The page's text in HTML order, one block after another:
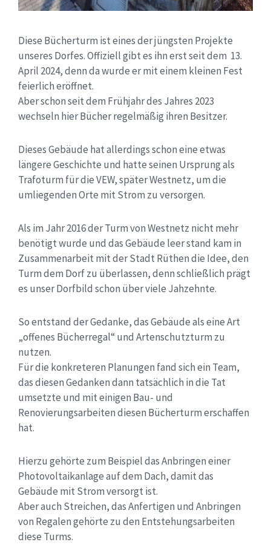
Diese Bücherturm ist eines der jüngsten Projekte
unseres Dorfes. Offiziell gibt es ihn erst seit dem 13.
April 2024, denn da wurde er mit einem kleinen Fest
feierlich eröffnet.
Aber schon seit dem Frühjahr des Jahres 2023
wechseln hier Bücher regelmäßig ihren Besitzer.
Dieses Gebäude hat allerdings schon eine etwas
längere Geschichte und hatte seinen Ursprung als
Trafoturm für die VEW, später Westnetz, um die
umliegenden Orte mit Strom zu versorgen.
Als im Jahr 2016 der Turm von Westnetz nicht mehr
benötigt wurde und das Gebäude leer stand kam in
Zusammenarbeit mit der Stadt Rüthen die Idee, den
Turm dem Dorf zu überlassen, denn schließlich prägt
es unser Dorfbild schon über viele Jahzehnte.
So entstand der Gedanke, das Gebäude als eine Art
„offenes Bücherregal“ und Artenschutzturm zu
nutzen.
Für die konkreteren Planungen fand sich ein Team,
das diesen Gedanken dann tatsächlich in die Tat
umsetzte und mit einigen Bau- und
Renovierungsarbeiten diesen Bücherturm erschaffen
hat.
Hierzu gehörte zum Beispiel das Anbringen einer
Photovoltaikanlage auf dem Dach, damit das
Gebäude mit Strom versorgt ist.
Aber auch Streichen, das Anfertigen und Anbringen
von Regalen gehörte zu den Entstehungsarbeiten
diese Turms.